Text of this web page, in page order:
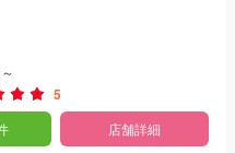
5
店舗詳細